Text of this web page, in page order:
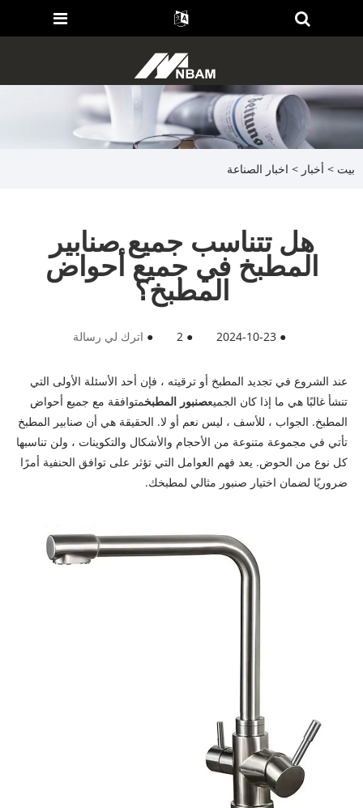
بيت > أخبار > اخبار الصناعة
هل تتناسب جميع صنابير
المطبخ في جميع أحواض
المطبخ؟
●
2024-10-23
●
2
● اترك لي رسالة
عند الشروع في تجديد المطبخ أو ترقيته ، فإن أحد الأسئلة الأولى التي
تنشأ غالبًا هي ما إذا كان الجميعصنبور المطبخمتوافقة مع جميع أحواض
المطبخ. الجواب ، للأسف ، ليس نعم أو لا. الحقيقة هي أن صنابير المطبخ
تأتي في مجموعة متنوعة من الأحجام والأشكال والتكوينات ، ولن تناسبها
كل نوع من الحوض. يعد فهم العوامل التي تؤثر على توافق الحنفية أمرًا
ضروريًا لضمان اختيار صنبور مثالي لمطبخك.